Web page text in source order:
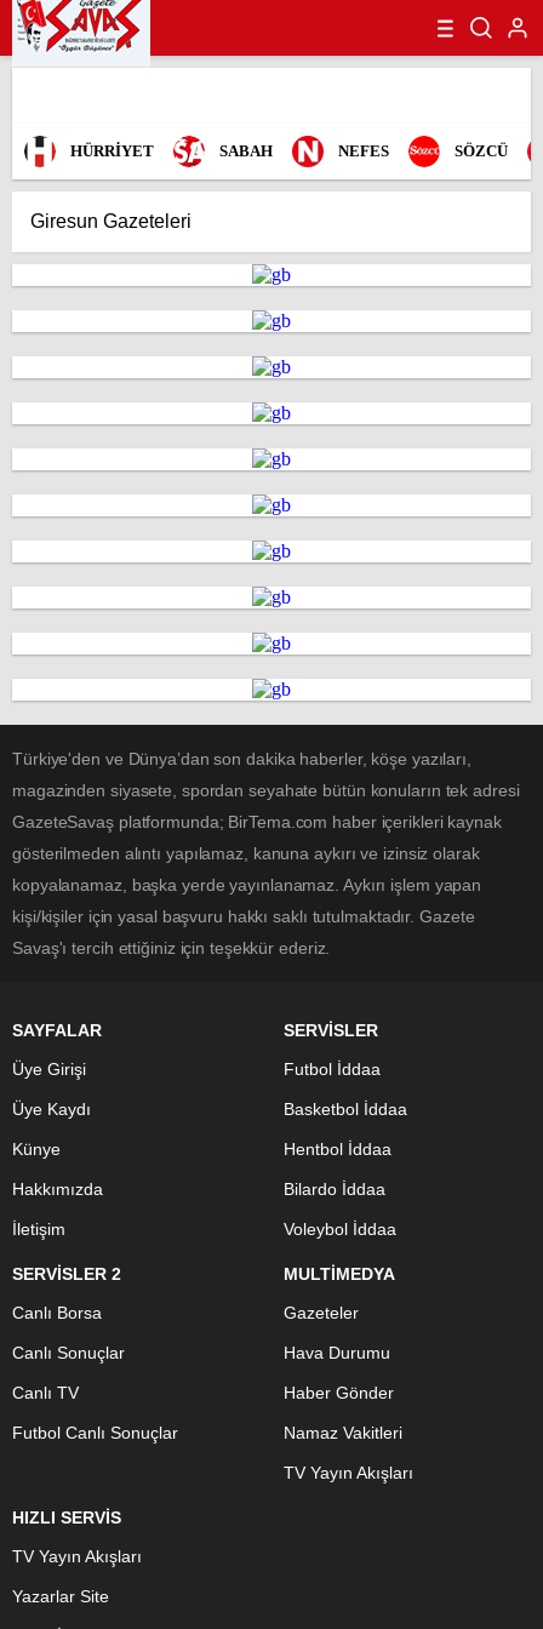
HÜRRİYET SABAH NEFES SÖZCÜ
Türkiye'den ve Dünya’dan son dakika haberler, köşe yazıları,
magazinden siyasete, spordan seyahate bütün konuların tek adresi
GazeteSavaş platformunda; BirTema.com haber içerikleri kaynak
gösterilmeden alıntı yapılamaz, kanuna aykırı ve izinsiz olarak
kopyalanamaz, başka yerde yayınlanamaz. Aykırı işlem yapan
kişi/kişiler için yasal başvuru hakkı saklı tutulmaktadır. Gazete
Savaş'ı tercih ettiğiniz için teşekkür ederiz.
SAYFALAR
Üye Girişi
Üye Kaydı
Künye
Hakkımızda
İletişim
SERVİSLER
Futbol İddaa
Basketbol İddaa
Hentbol İddaa
Bilardo İddaa
Voleybol İddaa
SERVİSLER 2
Canlı Borsa
Canlı Sonuçlar
Canlı TV
Futbol Canlı Sonuçlar
MULTİMEDYA
Gazeteler
Hava Durumu
Haber Gönder
Namaz Vakitleri
TV Yayın Akışları
HIZLI SERVİS
TV Yayın Akışları
Yazarlar Site